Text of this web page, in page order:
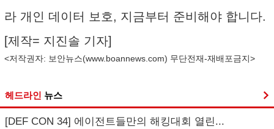
라 개인 데이터 보호, 지금부터 준비해야 합니다.
[제작= 지진솔 기자]
<저작권자: 보안뉴스(www.boannews.com) 무단전재-재배포금지>
헤드라인 뉴스
[DEF CON 34] 에이전트들만의 해킹대회 열린...